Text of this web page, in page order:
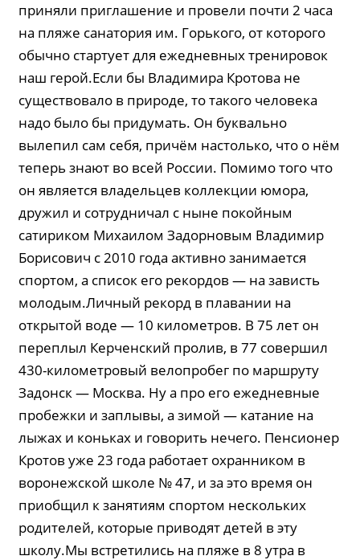
приняли приглашение и провели почти 2 часа
на пляже санатория им. Горького, от которого
обычно стартует для ежедневных тренировок
наш герой.Если бы Владимира Кротова не
существовало в природе, то такого человека
надо было бы придумать. Он буквально
вылепил сам себя, причём настолько, что о нём
теперь знают во всей России. Помимо того что
он является владельцев коллекции юмора,
дружил и сотрудничал с ныне покойным
сатириком Михаилом Задорновым Владимир
Борисович с 2010 года активно занимается
спортом, а список его рекордов — на зависть
молодым.Личный рекорд в плавании на
открытой воде — 10 километров. В 75 лет он
переплыл Керченский пролив, в 77 совершил
430-километровый велопробег по маршруту
Задонск — Москва. Ну а про его ежедневные
пробежки и заплывы, а зимой — катание на
лыжах и коньках и говорить нечего. Пенсионер
Кротов уже 23 года работает охранником в
воронежской школе № 47, и за это время он
приобщил к занятиям спортом нескольких
родителей, которые приводят детей в эту
школу.Мы встретились на пляже в 8 утра в